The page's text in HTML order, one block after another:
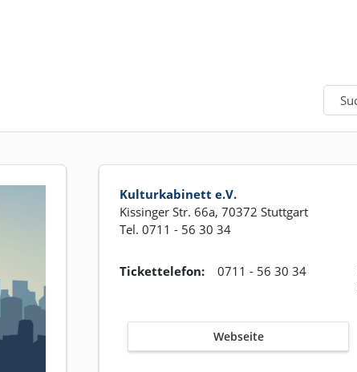
Kulturkabinett e.V.
Kissinger Str. 66a, 70372 Stuttgart
Tel. 0711 - 56 30 34
Tickettelefon: 0711 - 56 30 34
Webseite